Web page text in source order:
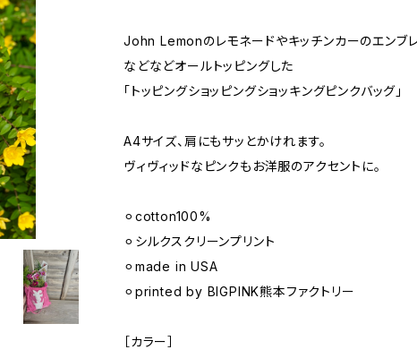
John Lemonのレモネードやキッチンカーのエンブレ
などなどオールトッピングした
「トッピングショッピングショッキングピンクバッグ」
A4サイズ、肩にもサッとかけれます。
ヴィヴィッドなピンクもお洋服のアクセントに。
⚪︎cotton100%
⚪︎シルクスクリーンプリント
⚪︎made in USA
⚪︎printed by BIGPINK熊本ファクトリー
［カラー］